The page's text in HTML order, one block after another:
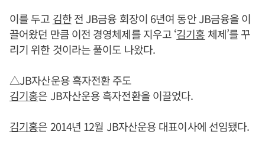
이를 두고 김한전 JB금융 회장이 6년여 동안 JB금융을 이
끌어왔던 만큼 이전 경영체제를 지우고 ‘김기홍 체제’를 꾸
리기 위한 것이라는 풀이도 나왔다.
△JB자산운용 흑자전환 주도
김기홍은 JB자산운용 흑자전환을 이끌었다.
김기홍은 2014년 12월 JB자산운용 대표이사에 선임됐다.